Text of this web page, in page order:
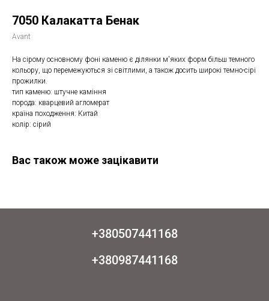
7050 Калакатта Бенак
Avant
На сірому основному фоні каменю є ділянки м'яких форм більш темного
кольору, що перемежуються зі світлими, а також досить широкі темно-сірі
прожилки.
тип каменю: штучне каміння
порода: кварцевий агломерат
країна походження: Китай
колір: сірий
Вас також може зацікавити
+380507441168
+380987441168